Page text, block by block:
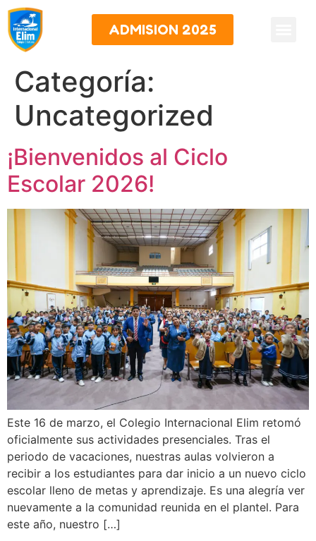
ADMISION 2025
Categoría:
Uncategorized
¡Bienvenidos al Ciclo
Escolar 2026!
Este 16 de marzo, el Colegio Internacional Elim retomó
oficialmente sus actividades presenciales. Tras el
periodo de vacaciones, nuestras aulas volvieron a
recibir a los estudiantes para dar inicio a un nuevo ciclo
escolar lleno de metas y aprendizaje. Es una alegría ver
nuevamente a la comunidad reunida en el plantel. Para
este año, nuestro […]